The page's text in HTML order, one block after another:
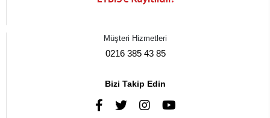
Müşteri Hizmetleri
0216 385 43 85
Bizi Takip Edin